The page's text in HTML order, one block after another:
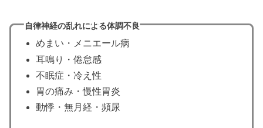
自律神経の乱れによる体調不良
めまい・メニエール病
耳鳴り・倦怠感
不眠症・冷え性
胃の痛み・慢性胃炎
動悸・無月経・頻尿